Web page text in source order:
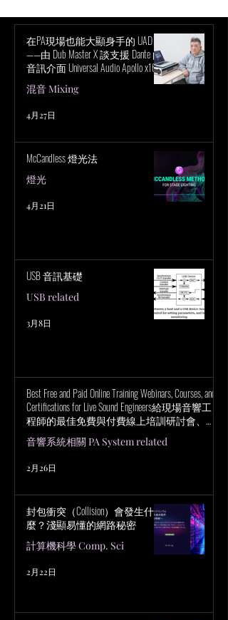
在PA現場也能大顯身手的 UAD！
——由 Dub Master X 談支援 Dante 的
音訊介面 Universal Audio Apollo x16D
的魅力
混音 Mixing
4月27日
McCandless 燈光法
燈光
4月21日
USB 音訊基礎
USB related
3月8日
Best Free and Paid Online Training Webinars, Courses, and
Certifications for Live Sound Engineers給現場音響工
程師的最佳免費與付費線上培訓研討會、課
程與認證
音響系統相關 PA System related
2月26日
封包衝突（Collision）會發生什
麼？淺顯易懂的網路秘密
計算機科學 Comp. Sci
2月22日